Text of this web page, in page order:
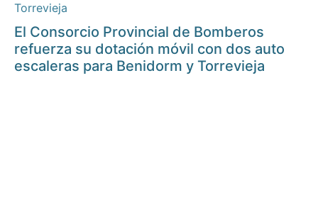
Torrevieja
El Consorcio Provincial de Bomberos
refuerza su dotación móvil con dos auto
escaleras para Benidorm y Torrevieja